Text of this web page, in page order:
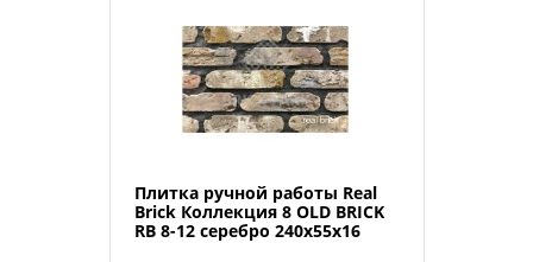
Плитка ручной работы Real
Brick Коллекция 8 OLD BRICK
RB 8-12 серебро 240х55х16